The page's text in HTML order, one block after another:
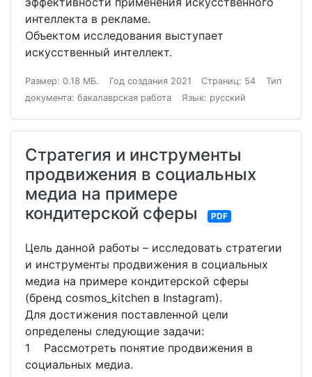
интеллекта в рекламе.
Объектом исследования выступает
искусственный интеллект.
Размер: 0.18 МБ. Год создания 2021 Страниц: 54
Тип
документа: бакалаврская работа
Язык: русский
Стратегия и инструменты
продвижения в социальных
медиа на примере
кондитерской сферы
PDF
Цель данной работы – исследовать стратегии
и инструменты продвижения в социальных
медиа на примере кондитерской сферы
(бренд cosmos_kitchen в Instagram).
Для достижения поставленной цели
определены следующие задачи:
1 Рассмотреть понятие продвижения в
социальных медиа.